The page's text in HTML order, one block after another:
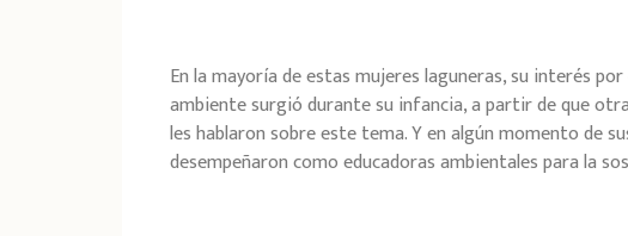
En la mayoría de estas mujeres laguneras, su interés
ambiente surgió durante su infancia, a partir de que
les hablaron sobre este tema. Y en algún momento de
desempeñaron como educadoras ambientales para la